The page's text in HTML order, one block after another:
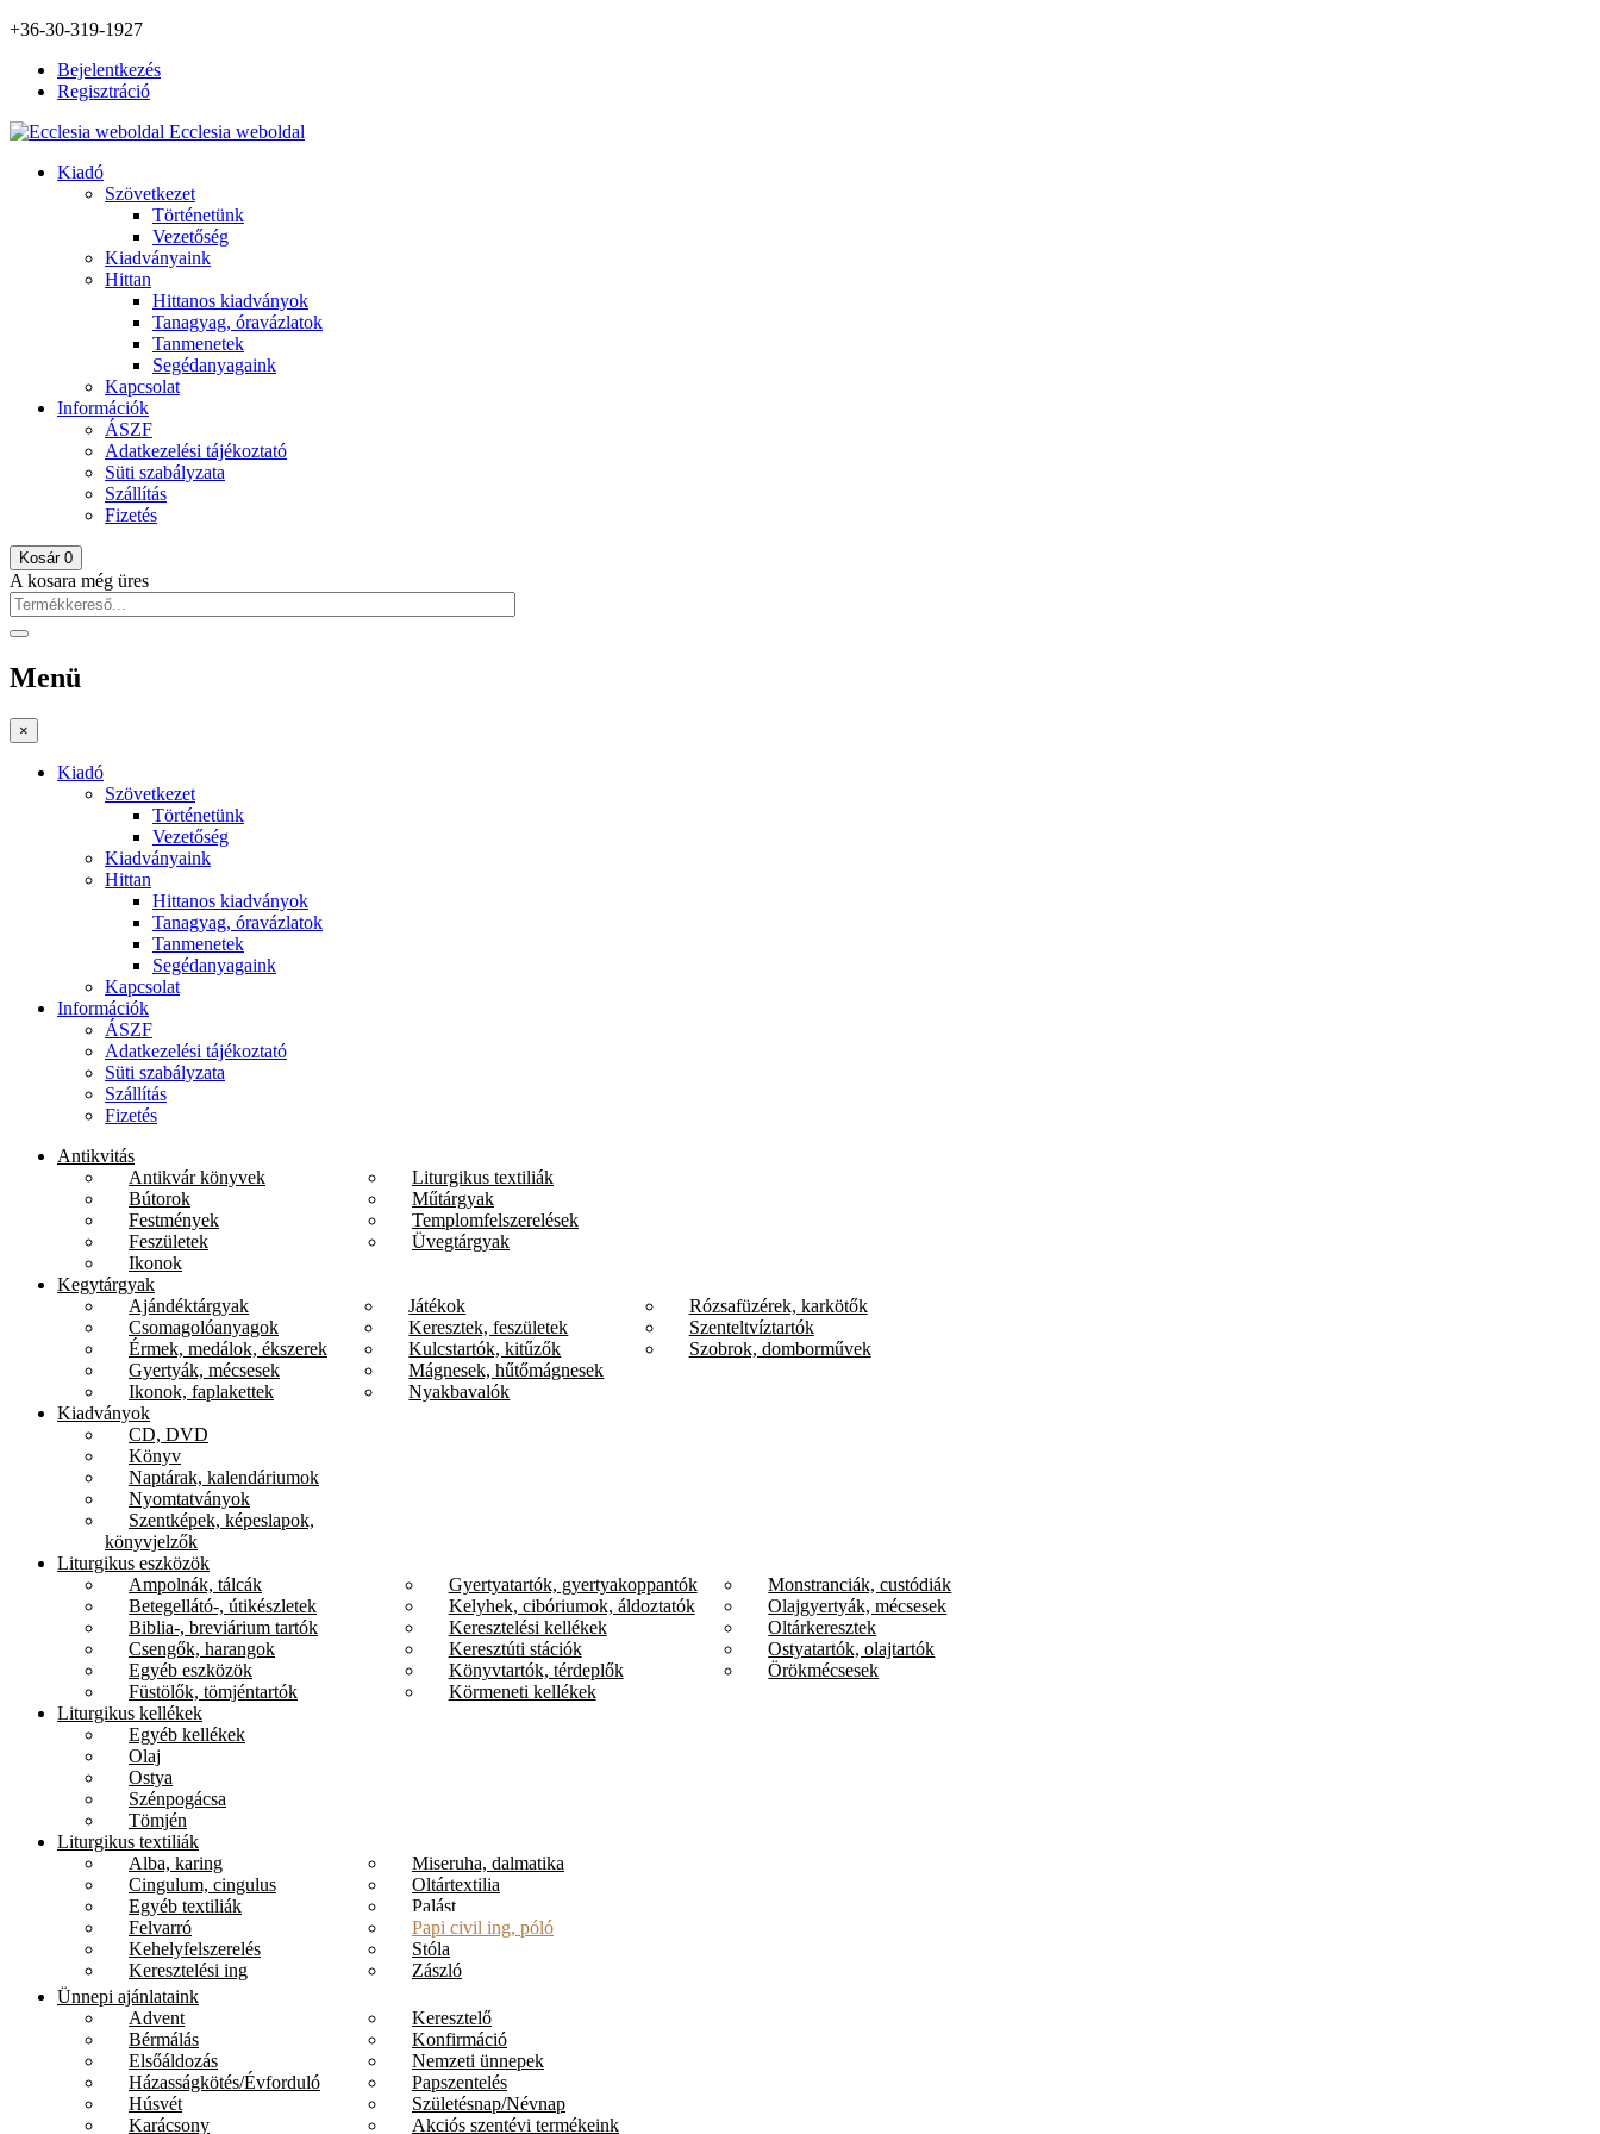
+36-30-319-1927
Bejelentkezés
Regisztráció
Ecclesia weboldal
Kiadó
Szövetkezet
Történetünk
Vezetőség
Kiadványaink
Hittan
Hittanos kiadványok
Tanagyag, óravázlatok
Tanmenetek
Segédanyagaink
Kapcsolat
Információk
ÁSZF
Adatkezelési tájékoztató
Süti szabályzata
Szállítás
Fizetés
Kosár 0
A kosara még üres
Menü
×
Kiadó
Szövetkezet
Történetünk
Vezetőség
Kiadványaink
Hittan
Hittanos kiadványok
Tanagyag, óravázlatok
Tanmenetek
Segédanyagaink
Kapcsolat
Információk
ÁSZF
Adatkezelési tájékoztató
Süti szabályzata
Szállítás
Fizetés
Antikvitás
Antikvár könyvek
Bútorok
Festmények
Feszületek
Ikonok
Liturgikus textiliák
Műtárgyak
Templomfelszerelések
Üvegtárgyak
Kegytárgyak
Ajándéktárgyak
Csomagolóanyagok
Érmek, medálok, ékszerek
Gyertyák, mécsesek
Ikonok, faplakettek
Játékok
Keresztek, feszületek
Kulcstartók, kitűzők
Mágnesek, hűtőmágnesek
Nyakbavalók
Rózsafüzérek, karkötők
Szenteltvíztartók
Szobrok, domborművek
Kiadványok
CD, DVD
Könyv
Naptárak, kalendáriumok
Nyomtatványok
Szentképek, képeslapok,
könyvjelzők
Liturgikus eszközök
Ampolnák, tálcák
Betegellátó-, útikészletek
Biblia-, breviárium tartók
Csengők, harangok
Egyéb eszközök
Füstölők, tömjéntartók
Gyertyatartók, gyertyakoppantók
Kelyhek, cibóriumok, áldoztatók
Keresztelési kellékek
Keresztúti stációk
Könyvtartók, térdeplők
Körmeneti kellékek
Monstranciák, custódiák
Olajgyertyák, mécsesek
Oltárkeresztek
Ostyatartók, olajtartók
Örökmécsesek
Liturgikus kellékek
Egyéb kellékek
Olaj
Ostya
Szénpogácsa
Tömjén
Liturgikus textiliák
Alba, karing
Cingulum, cingulus
Egyéb textiliák
Felvarró
Kehelyfelszerelés
Keresztelési ing
Miseruha, dalmatika
Oltártextilia
Palást
Papi civil ing, póló
Stóla
Zászló
Ünnepi ajánlataink
Advent
Bérmálás
Elsőáldozás
Házasságkötés/Évforduló
Húsvét
Karácsony
Keresztelő
Konfirmáció
Nemzeti ünnepek
Papszentelés
Születésnap/Névnap
Akciós szentévi termékeink